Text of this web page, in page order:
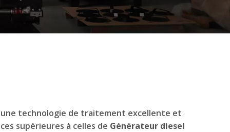
technologie de traitement excellente et
supérieures à celles de Générateur diesel